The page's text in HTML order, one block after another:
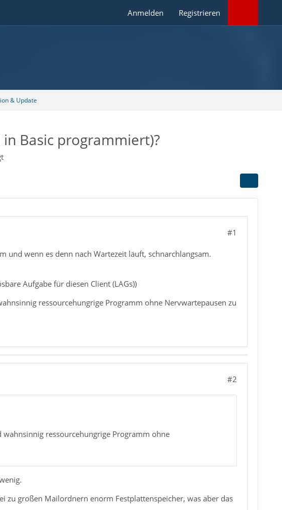
Anmelden Registrieren
& Update
Basic programmiert)?
#1
und wenn es denn nach Wartezeit läuft, schnarchlangsam.
Aufgabe für diesen Client (LAGs))
ressourcehungrige Programm ohne Nervwartepausen zu
#2
ressourcehungrige Programm ohne
zu großen Mailordnern enorm Festplattenspeicher, was aber das